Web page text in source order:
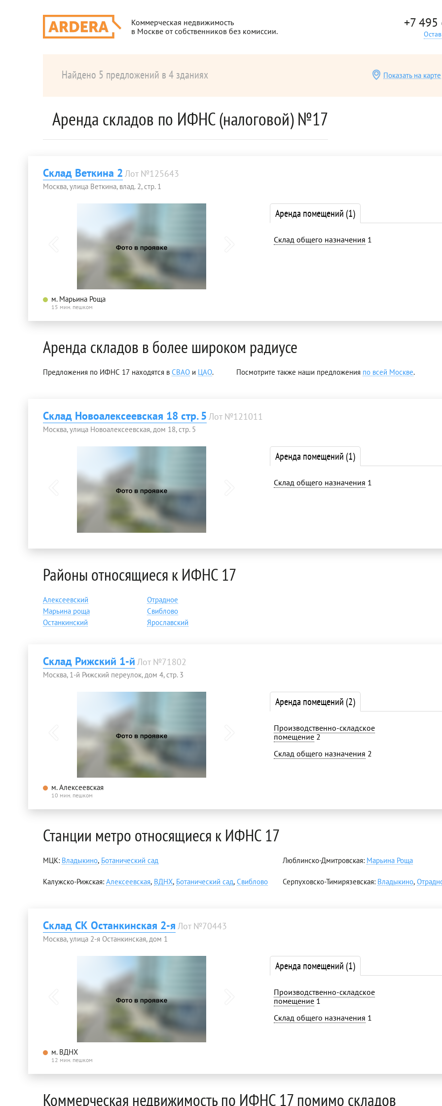
Коммерческая недвижимость
в Москве от собственников без комиссии.
+7
Найдено 5 предложений в 4 зданиях Показать на карте
Аренда складов по ИФНС (налоговой) №17
Склад Веткина 2 Лот №125643
Москва, улица Веткина, влад. 2, стр. 1
м. Марьина Роща
15 мин. пешком
Аренда помещений (1)
Склад общего назначения 1
Аренда складов в более широком радиусе
Предложения по ИФНС 17 находятся в СВАО и ЦАО. Посмотрите также наши предложения по всей Москве.
Склад Новоалексеевская 18 стр. 5 Лот №121011
Москва, улица Новоалексеевская, дом 18, стр. 5
Аренда помещений (1)
Склад общего назначения 1
Районы относящиеся к ИФНС 17
Алексеевский
Марьина роща
Останкинский
Отрадное
Свиблово
Ярославский
Склад Рижский 1-й Лот №71802
Москва, 1-й Рижский переулок, дом 4, стр. 3
м. Алексеевская
10 мин. пешком
Аренда помещений (2)
Производственно-складское
помещение 2
Склад общего назначения 2
Станции метро относящиеся к ИФНС 17
MЦК: Владыкино, Ботанический сад
Калужско-Рижская: Алексеевская, ВДНХ, Ботанический сад, Свиблово
Люблинско-Дмитровская: Марьина Роща
Серпуховско-Тимирязевская: Владыкино,
Склад СК Останкинская 2-я Лот №70443
Москва, улица 2-я Останкинская, дом 1
м. ВДНХ
12 мин. пешком
Аренда помещений (1)
Производственно-складское
помещение 1
Склад общего назначения 1
Коммерческая недвижимость по ИФНС 17 помимо складов